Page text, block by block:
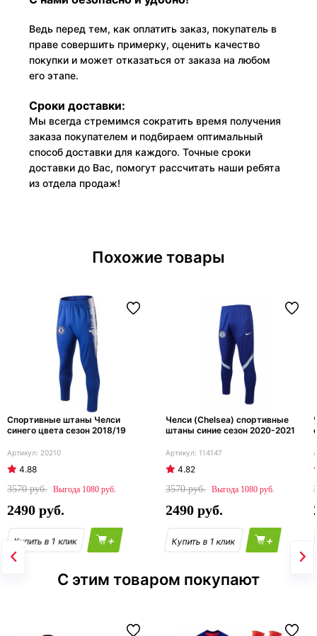
Ведь перед тем, как оплатить заказ, покупатель в
праве совершить примерку, оценить качество
покупки и может отказаться от заказа на любом
его этапе.
Сроки доставки:
Мы всегда стремимся сократить время получения
заказа покупателем и подбираем оптимальный
способ доставки для каждого. Точные сроки
доставки до Вас, помогут рассчитать наши ребята
из отдела продаж!
Похожие товары
Спортивные штаны Челси
синего цвета сезон 2018/19
20210
4.88
3570
1080
2490
+
Челси (Chelsea) спортивные
штаны синие сезон 2020-2021
114147
4.82
3570
1080
2490
+
С этим товаром покупают